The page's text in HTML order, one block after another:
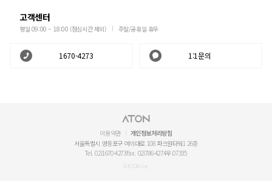
고객센터
평일 09:00 ~ 18:00 (점심시간 제외) 주말/공휴일 휴무
1670-4273 1:1문의
이용약관
개인정보처리방침
서울특별시 영등포구 여의대로 108 파크원타워1 26층
Tel. 02)1670-4273Fax. 02)786-4274우.07335
© ATON Inc.